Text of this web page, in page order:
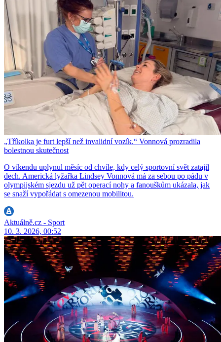
„Tříkolka je furt lepší než invalidní vozík.“ Vonnová prozradila
bolestnou skutečnost
O víkendu uplynul měsíc od chvíle, kdy celý sportovní svět zatajil
dech. Americká lyžařka Lindsey Vonnová má za sebou po pádu v
olympijském sjezdu už pět operací nohy a fanouškům ukázala, jak
se snaží vypořádat s omezenou mobilitou.
Aktuálně.cz - Sport
10. 3. 2026, 00:52